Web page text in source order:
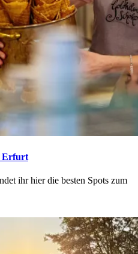
Erfurt
ihr hier die besten Spots zum